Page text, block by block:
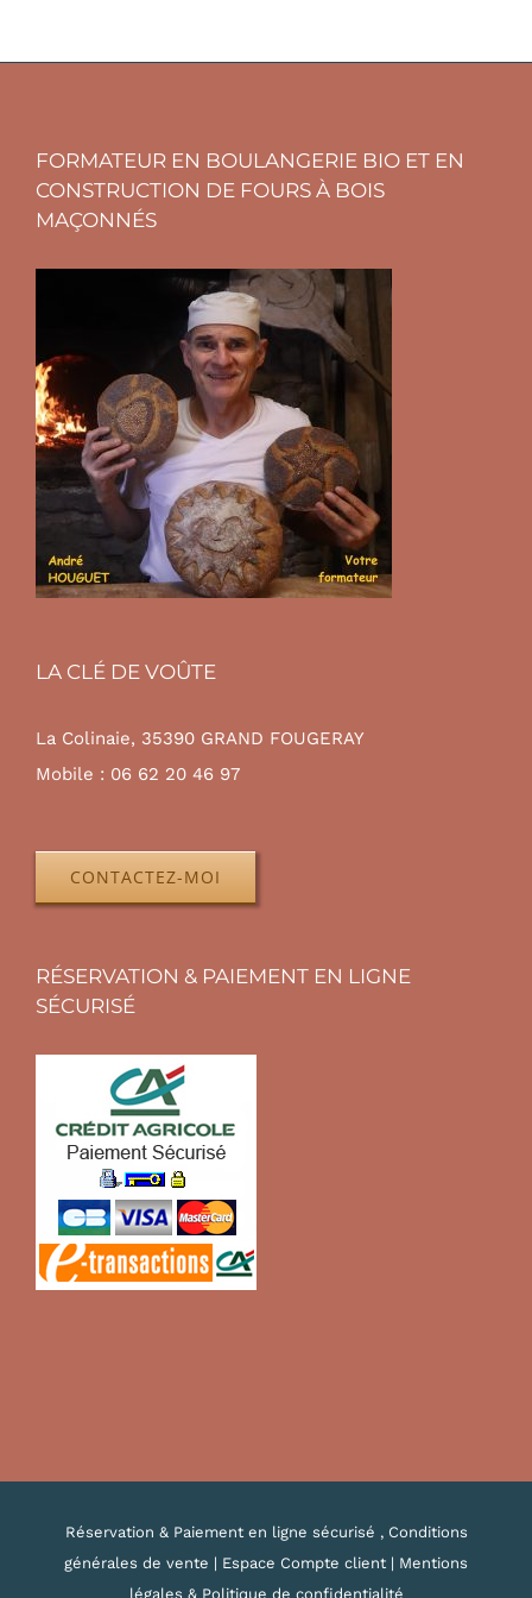
FORMATEUR EN BOULANGERIE BIO ET EN
CONSTRUCTION DE FOURS À BOIS
MAÇONNÉS
LA CLÉ DE VOÛTE
La Colinaie, 35390 GRAND FOUGERAY
Mobile : 06 62 20 46 97
CONTACTEZ-MOI
RÉSERVATION & PAIEMENT EN LIGNE
SÉCURISÉ
Réservation & Paiement en ligne sécurisé , Conditions
générales de vente | Espace Compte client | Mentions
légales & Politique de confidentialité